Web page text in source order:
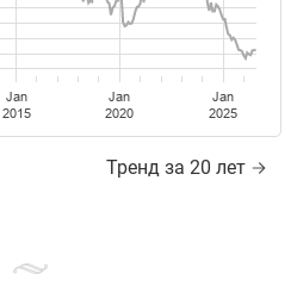
Jan
2015
Jan
2020
Jan
2025
Тренд за 20 лет